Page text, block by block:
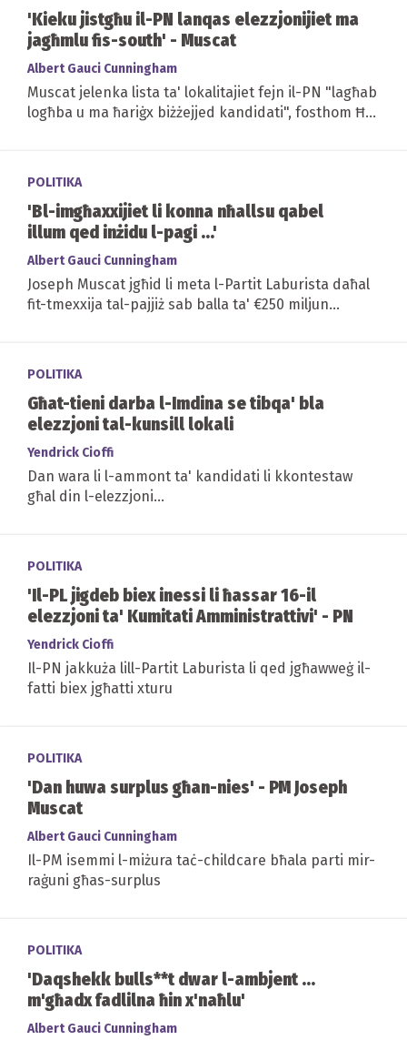
'Kieku jistgħu il-PN lanqas elezzjonijiet ma
jagħmlu fis-south' - Muscat
Albert Gauci Cunningham
Muscat jelenka lista ta' lokalitajiet fejn il-PN "lagħab
logħba u ma ħariġx biżżejjed kandidati", fosthom Ħal
POLITIKA
'Bl-imgħaxxijiet li konna nħallsu qabel
illum qed inżidu l-pagi ...'
Albert Gauci Cunningham
Joseph Muscat jgħid li meta l-Partit Laburista daħal
fit-tmexxija tal-pajjiż sab balla ta' €250 miljun
POLITIKA
Għat-tieni darba l-Imdina se tibqa' bla
elezzjoni tal-kunsill lokali
Yendrick Cioffi
Dan wara li l-ammont ta' kandidati li kkontestaw
għal din l-elezzjoni...
POLITIKA
'Il-PL jigdeb biex inessi li ħassar 16-il
elezzjoni ta' Kumitati Amministrattivi' - PN
Yendrick Cioffi
Il-PN jakkuża lill-Partit Laburista li qed jgħawweġ il-
fatti biex jgħatti xturu
POLITIKA
'Dan huwa surplus għan-nies' - PM Joseph
Muscat
Albert Gauci Cunningham
Il-PM isemmi l-miżura taċ-childcare bħala parti mir-
raġuni għas-surplus
POLITIKA
'Daqshekk bulls**t dwar l-ambjent ...
m'għadx fadlilna ħin x'naħlu'
Albert Gauci Cunningham